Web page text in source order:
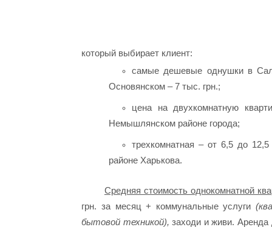
который выбирает клиент:
самые дешевые однушки в
Основянском – 7 тыс. грн.;
цена на двухкомнатную
Немышлянском районе города;
трехкомнатная – от 6,5 до
районе Харькова.
Средняя стоимость однокомнатной
грн. за месяц + коммунальные услуги
бытовой техникой), заходи и живи. Аренда